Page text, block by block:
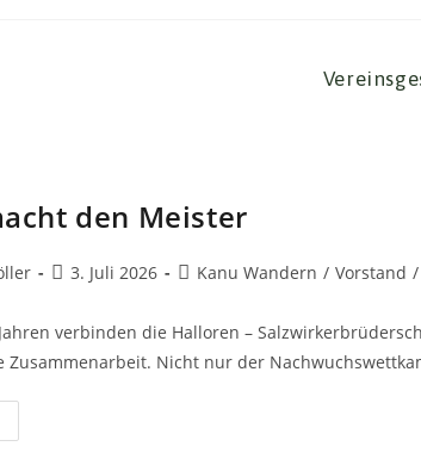
den Meister
Beitrag
3. Juli 2026
Beitrags-
Kanu Wandern / Vorstand /
verbinden die Halloren –
Zusammenarbeit. Nicht nur der